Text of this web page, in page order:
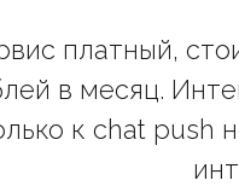
платный,
в месяц.
к chat push